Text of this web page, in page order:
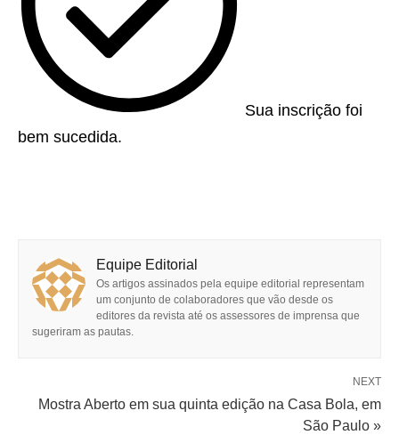
Sua inscrição foi
bem sucedida.
Equipe Editorial
Os artigos assinados pela equipe editorial representam
um conjunto de colaboradores que vão desde os
editores da revista até os assessores de imprensa que
sugeriram as pautas.
NEXT
Mostra Aberto em sua quinta edição na Casa Bola, em
São Paulo »